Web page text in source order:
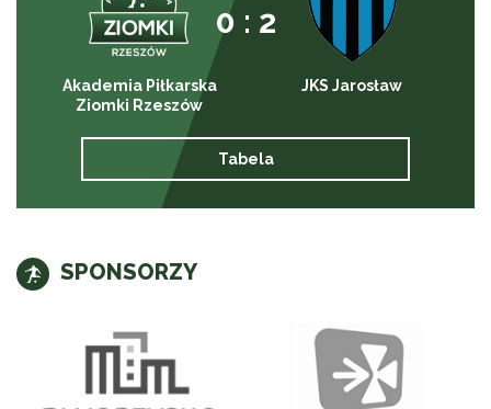
0 : 2
Akademia Piłkarska
Ziomki Rzeszów
JKS Jarosław
Tabela
SPONSORZY